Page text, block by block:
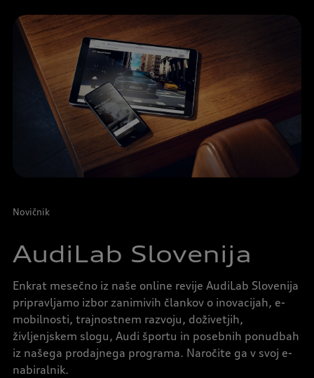
Novičnik
AudiLab Slovenija
Enkrat mesečno iz naše online revije AudiLab Slovenija
pripravljamo izbor zanimivih člankov o inovacijah, e-
mobilnosti, trajnostnem razvoju, doživetjih,
življenjskem slogu, Audi športu in posebnih ponudbah
iz našega prodajnega programa. Naročite ga v svoj e-
nabiralnik.